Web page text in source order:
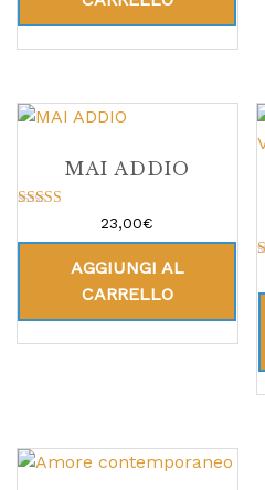
MAI ADDIO
su 5
23,00€
AGGIUNGI AL
CARRELLO